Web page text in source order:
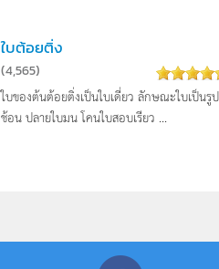
ใบต้อยติ่ง
(4,565)
ใบของต้นต้อยติ่งเป็นใบเดี่ยว ลักษณะใบเป็นรูป
ช้อน ปลายใบมน โคนใบสอบเรียว ...